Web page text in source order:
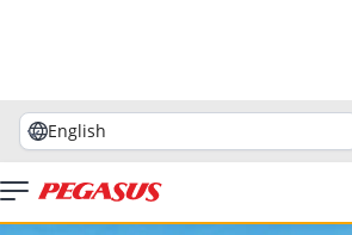
English